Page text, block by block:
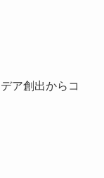
ア創出からコ